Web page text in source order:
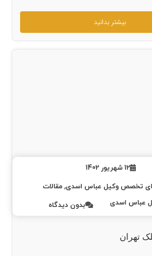
بیشتر بدانید
12 شهریور 1402
تخصص وکیل عباس اسدی,مقالات
عباس اسدی
بدون دیدگاه
تهران